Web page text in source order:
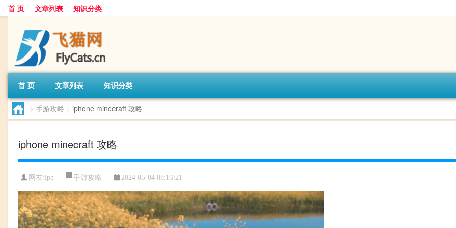
首 页 文章列表 知识分类
首 页 文章列表 知识分类
> 手游攻略 > iphone minecraft 攻略
iphone minecraft 攻略
网友:iph 手游攻略 2024-05-04 08:16:21